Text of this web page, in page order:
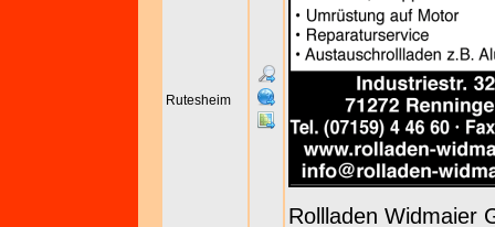
Rutesheim
Rollladen Widmaier